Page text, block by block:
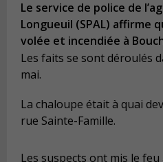
Le service de police de
Longueuil (SPAL) affirme
volée et incendiée à
Les faits se sont déroulés
mai.
La chaloupe était à quai
rue Sainte-Famille.
Les suspects ont mis le